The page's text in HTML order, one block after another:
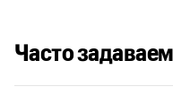
Часто